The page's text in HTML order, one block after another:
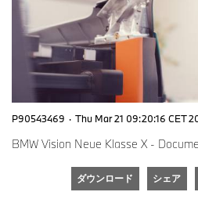
P90543469 · Thu Mar 21 09:20:16 CET
BMW Vision Neue Klasse X -
ダウンロード シェア